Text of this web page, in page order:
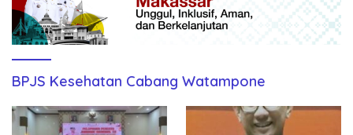
BPJS Kesehatan Cabang Watampone